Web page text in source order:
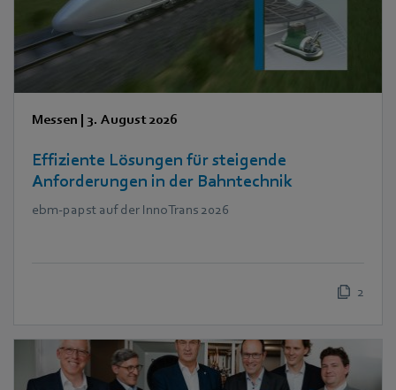
Messen | 3. August 2026
Effiziente Lösungen für steigende
Anforderungen in der Bahntechnik
ebm‑papst auf der InnoTrans 2026
2